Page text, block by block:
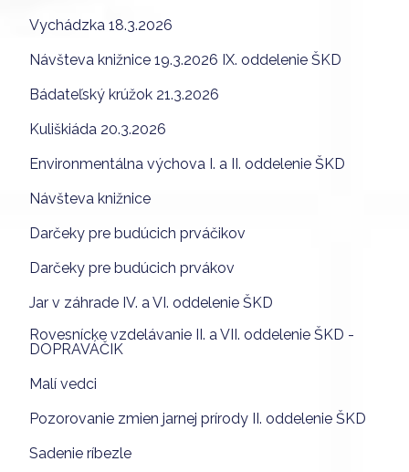
Vychádzka 18.3.2026
Návšteva knižnice 19.3.2026 IX. oddelenie ŠKD
Bádateľský krúžok 21.3.2026
Kuliškiáda 20.3.2026
Environmentálna výchova I. a II. oddelenie ŠKD
Návšteva knižnice
Darčeky pre budúcich prváčikov
Darčeky pre budúcich prvákov
Jar v záhrade IV. a VI. oddelenie ŠKD
Rovesnícke vzdelávanie II. a VII. oddelenie ŠKD -
DOPRAVÁČIK
Malí vedci
Pozorovanie zmien jarnej prírody II. oddelenie ŠKD
Sadenie ríbezle